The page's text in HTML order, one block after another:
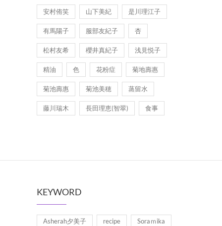
安村侑笑 山下美紀 是川理江子
有馬陽子 服部友紀子 杏
松村友希 櫻井真紀子 浅見悦子
精油 色 花粉症 菊地壽惠
菊池壽惠 菊池美穂 蒸留水
藤川瑞木 長田理恵(智翠) 食事
KEYWORD
Asherah夕美子 recipe Soraｍika